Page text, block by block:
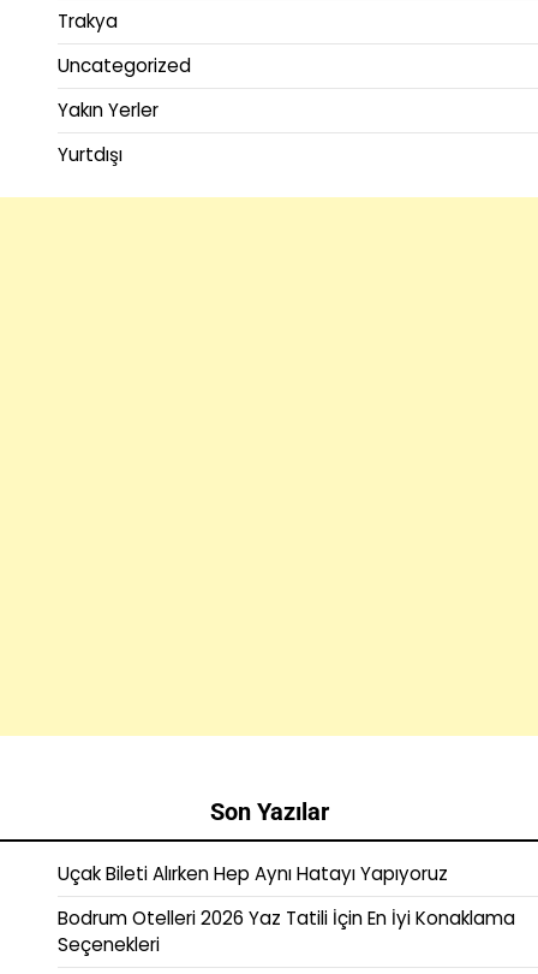
Trakya
Uncategorized
Yakın Yerler
Yurtdışı
Son Yazılar
Uçak Bileti Alırken Hep Aynı Hatayı Yapıyoruz
Bodrum Otelleri 2026 Yaz Tatili İçin En İyi Konaklama
Seçenekleri